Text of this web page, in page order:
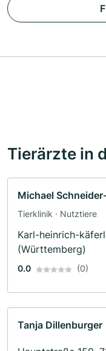
Tierärzte in
Michael
Tierklinik · Nutztiere
Karl-heinrich-
(Württemberg)
0.0 (0)
Tanja Dillenburger